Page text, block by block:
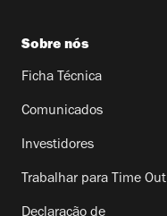
Sobre nós
Ficha Técnica
Comunicados
Investidores
Trabalhar para Time Out